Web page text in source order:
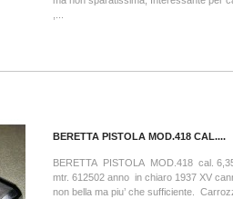
BERETTA PISTOLA MOD.418 CAL....
BERETTA PISTOLA MOD.418 cal.
mtr. 612502 anno in chiaro 1937 XV
non bella ma piu’ che sufficiente.